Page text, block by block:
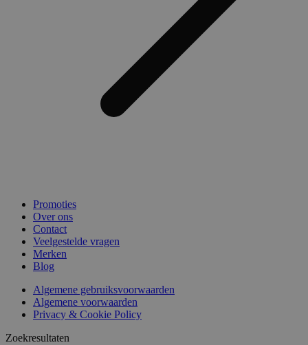
Promoties
Over ons
Contact
Veelgestelde vragen
Merken
Blog
Algemene gebruiksvoorwaarden
Algemene voorwaarden
Privacy & Cookie Policy
Zoekresultaten